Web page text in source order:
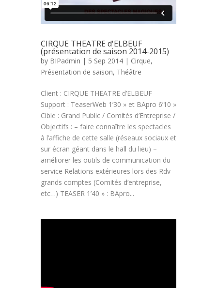
CIRQUE THEATRE d'ELBEUF
(présentation de saison 2014-2015)
by BIPadmin | 5 Sep 2014 | Cirque,
Présentation de saison, Théâtre
Client : CIRQUE THEATRE d’ELBEUF
Support : TeaserWeb 1’30 » et BApro 6’10 »
Cible : Grand Public / Comités d’Entreprise /
Objectifs : – faire connaître les spectacles
à l’affiche de cette salle (réseaux sociaux et
sur écran géant dans le hall du lieu) –
améliorer les outils de communication du
service Relations extérieures lors des Rdv
grands comptes (Comités d’entreprise,
etc…) TEASER 1’40 » : BApro...